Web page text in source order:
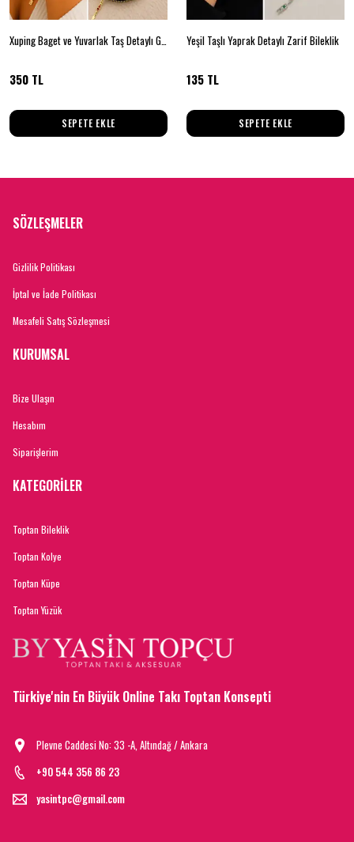
Xuping Baget ve Yuvarlak Taş Detaylı Gold Renk Zarif Bileklik
350 TL
SEPETE EKLE
Yeşil Taşlı Yaprak Detaylı Zarif Bileklik
135 TL
SEPETE EKLE
SÖZLEŞMELER
Gizlilik Politikası
İptal ve İade Politikası
Mesafeli Satış Sözleşmesi
KURUMSAL
Bize Ulaşın
Hesabım
Siparişlerim
KATEGORİLER
Toptan Bileklik
Toptan Kolye
Toptan Küpe
Toptan Yüzük
Türkiye'nin En Büyük Online Takı Toptan Konsepti
Plevne Caddesi No: 33 -A, Altındağ / Ankara
+90 544 356 86 23
yasintpc@gmail.com